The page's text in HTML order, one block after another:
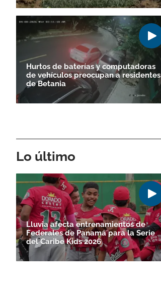
Hurtos de baterías y computadoras
de vehículos preocupan a residentes
de Betania
Lo último
Lluvia afecta entrenamientos de
Federales de Panamá para la Serie
del Caribe Kids 2026